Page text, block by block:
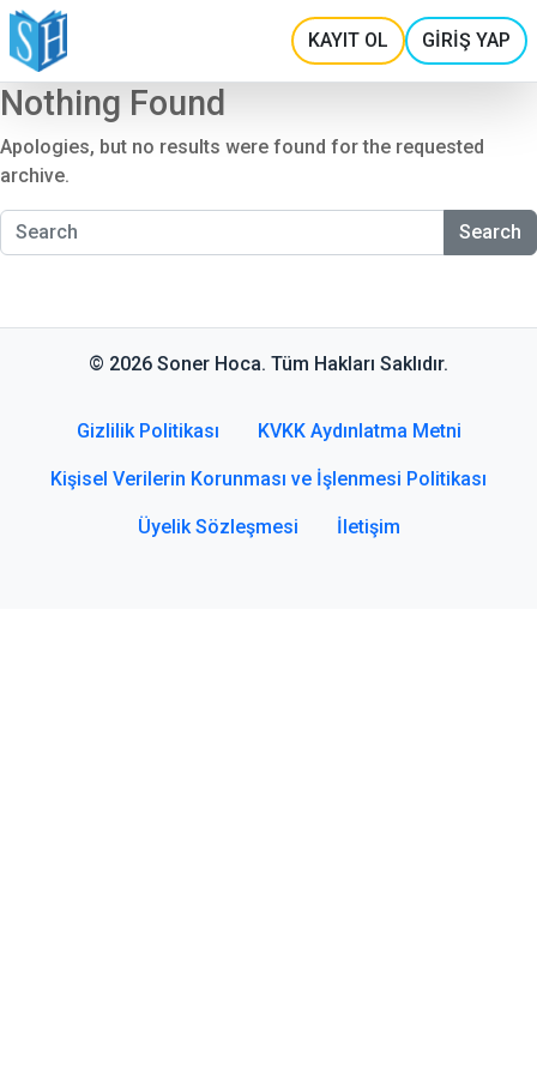
KAYIT OL GİRİŞ YAP
Nothing Found
Apologies, but no results were found for the requested
archive.
Search
© 2026 Soner Hoca. Tüm Hakları Saklıdır.
Gizlilik Politikası KVKK Aydınlatma Metni
Kişisel Verilerin Korunması ve İşlenmesi Politikası
Üyelik Sözleşmesi İletişim